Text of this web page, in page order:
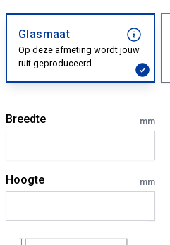
Glasmaat
Op deze afmeting wordt jouw
ruit geproduceerd.
Breedte mm
Hoogte mm